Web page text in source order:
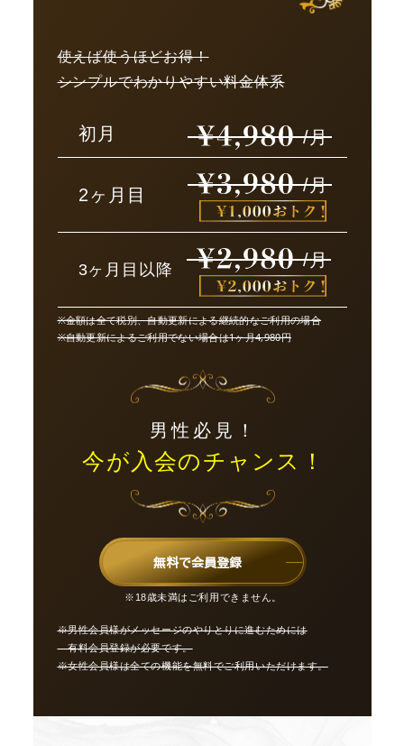
無料で会員登録
※18歳未満はご利用できません。
※男性会員様がメッセージのやりとりに進むためには
有料会員登録が必要です。
※女性会員様は全ての機能を無料でご利用いただけます。
※金額は全て税別、自動更新による継続的なご利用の場合
※自動更新によるご利用でない場合は1ヶ月4,980円
男性必見！
今が入会のチャンス！
3ヶ月目以降 /月
/月
/月
初月
2ヶ月目
使えば使うほどお得！
シンプルでわかりやすい料金体系